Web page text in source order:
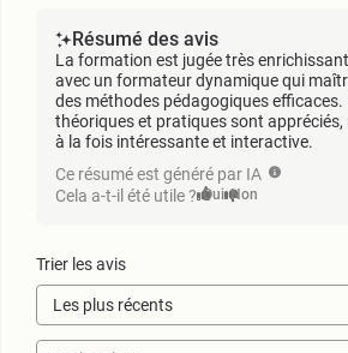
Résumé des avis
La formation est jugée très
avec un formateur dynamique qui
des méthodes pédagogiques
théoriques et pratiques sont appréciés,
à la fois intéressante et interactive.
Ce résumé est généré par IA
Cela a-t-il été utile ? Oui Non
Trier les avis